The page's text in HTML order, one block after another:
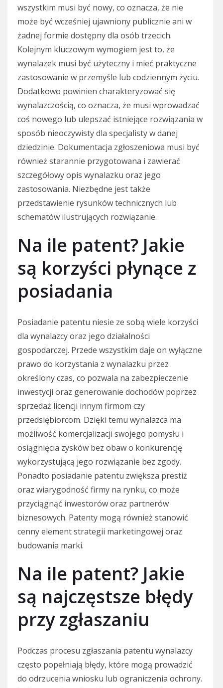
wszystkim musi być nowy, co oznacza, że nie
może być wcześniej ujawniony publicznie ani w
żadnej formie dostępny dla osób trzecich.
Kolejnym kluczowym wymogiem jest to, że
wynalazek musi być użyteczny i mieć praktyczne
zastosowanie w przemyśle lub codziennym życiu.
Dodatkowo powinien charakteryzować się
wynalazczością, co oznacza, że musi wprowadzać
coś nowego lub ulepszać istniejące rozwiązania w
sposób nieoczywisty dla specjalisty w danej
dziedzinie. Dokumentacja zgłoszeniowa musi być
również starannie przygotowana i zawierać
szczegółowy opis wynalazku oraz jego
zastosowania. Niezbędne jest także
przedstawienie rysunków technicznych lub
schematów ilustrujących rozwiązanie.
Na ile patent? Jakie
są korzyści płynące z
posiadania
Posiadanie patentu niesie ze sobą wiele korzyści
dla wynalazcy oraz jego działalności
gospodarczej. Przede wszystkim daje on wyłączne
prawo do korzystania z wynalazku przez
określony czas, co pozwala na zabezpieczenie
inwestycji oraz generowanie dochodów poprzez
sprzedaż licencji innym firmom czy
przedsiębiorcom. Dzięki temu wynalazca ma
możliwość komercjalizacji swojego pomysłu i
osiągnięcia zysków bez obaw o konkurencję
wykorzystującą jego rozwiązanie bez zgody.
Ponadto posiadanie patentu zwiększa prestiż
oraz wiarygodność firmy na rynku, co może
przyciągnąć inwestorów oraz partnerów
biznesowych. Patenty mogą również stanowić
cenny element strategii marketingowej oraz
budowania marki.
Na ile patent? Jakie
są najczęstsze błędy
przy zgłaszaniu
Podczas procesu zgłaszania patentu wynalazcy
często popełniają błędy, które mogą prowadzić
do odrzucenia wniosku lub ograniczenia ochrony.